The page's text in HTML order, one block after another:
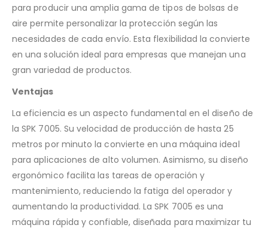
para producir una amplia gama de tipos de bolsas de
aire permite personalizar la protección según las
necesidades de cada envío. Esta flexibilidad la convierte
en una solución ideal para empresas que manejan una
gran variedad de productos.
Ventajas
La eficiencia es un aspecto fundamental en el diseño de
la SPK 7005. Su velocidad de producción de hasta 25
metros por minuto la convierte en una máquina ideal
para aplicaciones de alto volumen. Asimismo, su diseño
ergonómico facilita las tareas de operación y
mantenimiento, reduciendo la fatiga del operador y
aumentando la productividad. La SPK 7005 es una
máquina rápida y confiable, diseñada para maximizar tu